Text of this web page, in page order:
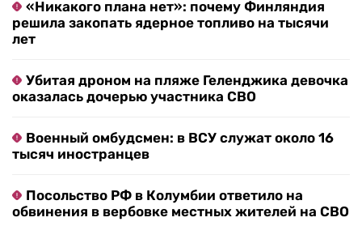
«Никакого плана нет»: почему Финляндия
решила закопать ядерное топливо на тысячи
лет
Убитая дроном на пляже Геленджика девочка
оказалась дочерью участника СВО
Военный омбудсмен: в ВСУ служат около 16
тысяч иностранцев
Посольство РФ в Колумбии ответило на
обвинения в вербовке местных жителей на СВО